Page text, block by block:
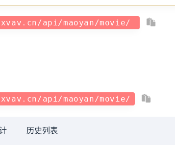
api/maoyan/movie/
api/maoyan/movie/
历史列表